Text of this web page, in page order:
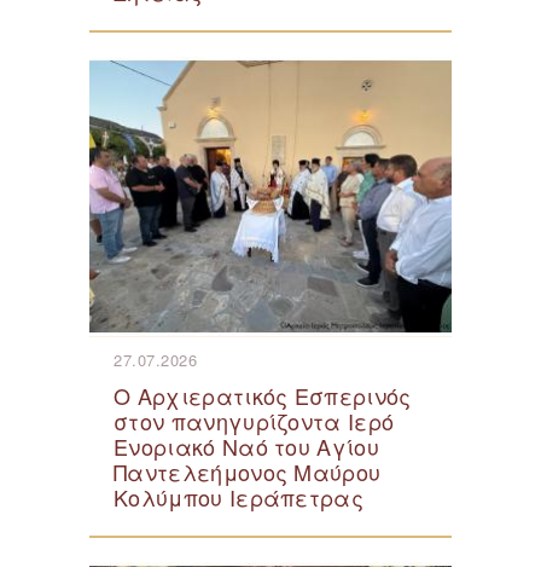
27.07.2026
Ο Αρχιερατικός Εσπερινός
στον πανηγυρίζοντα Ιερό
Ενοριακό Ναό του Αγίου
Παντελεήμονος Μαύρου
Κολύμπου Ιεράπετρας